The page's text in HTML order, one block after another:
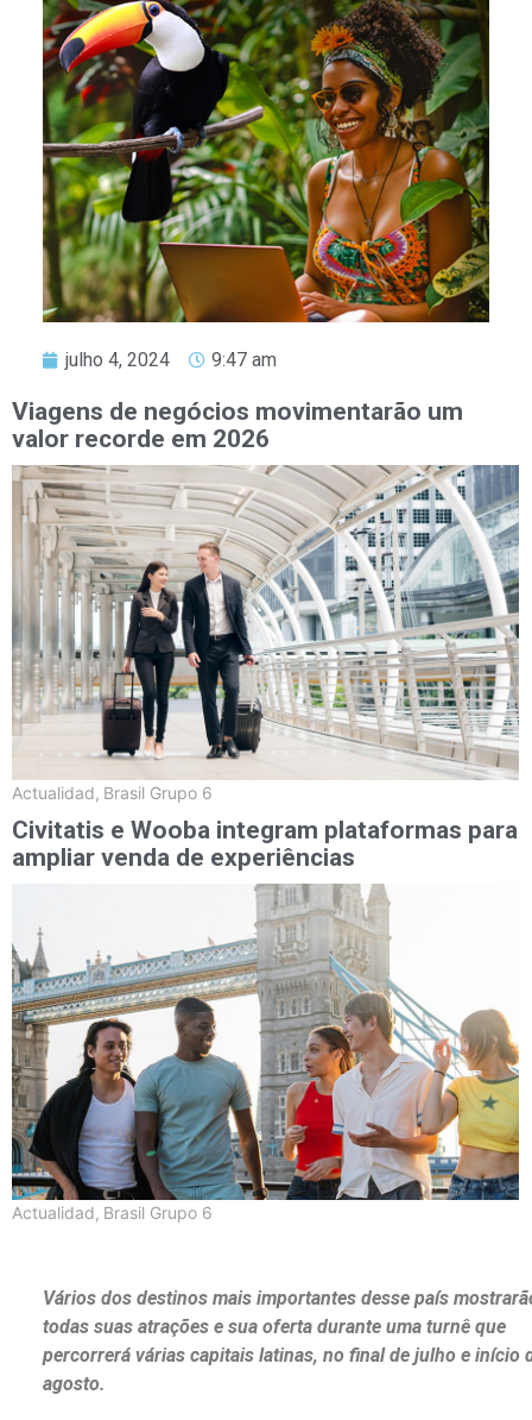
julho 4, 2024 9:47 am
Viagens de negócios movimentarão um
valor recorde em 2026
Actualidad, Brasil Grupo 6
Civitatis e Wooba integram plataformas para
ampliar venda de experiências
Actualidad, Brasil Grupo 6
Vários dos destinos mais importantes desse país
todas suas atrações e sua oferta durante uma turnê que
percorrerá várias capitais latinas, no final de julho e início
agosto.